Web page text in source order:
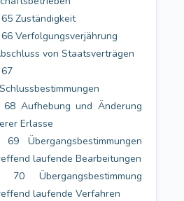
Zuständigkeit
Verfolgungsverjährung
von Staatsverträgen
Aufhebung und Änderung
Erlasse
Übergangsbestimmungen
laufende Bearbeitungen
70 Übergangsbestimmung
laufende Verfahren